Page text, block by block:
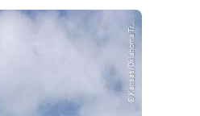
© Kansas/Oklahoma Tr...